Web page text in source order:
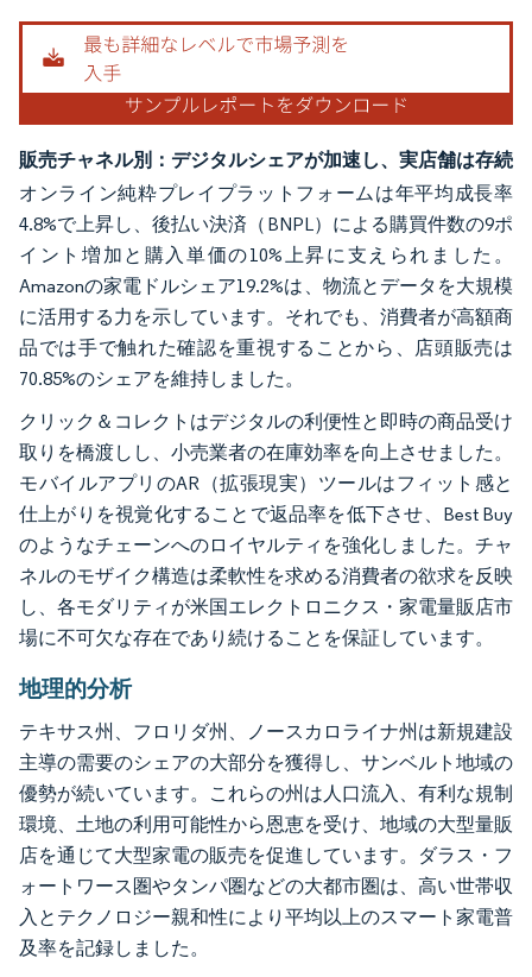
販売チャネル別：デジタルシェアが加速し、実店舗は存続
オンライン純粋プレイプラットフォームは年平均成長率
4.8%で上昇し、後払い決済（BNPL）による購買件数の9ポ
イント増加と購入単価の10%上昇に支えられました。
Amazonの家電ドルシェア19.2%は、物流とデータを大規模
に活用する力を示しています。それでも、消費者が高額商
品では手で触れた確認を重視することから、店頭販売は
70.85%のシェアを維持しました。
クリック＆コレクトはデジタルの利便性と即時の商品受け
取りを橋渡しし、小売業者の在庫効率を向上させました。
モバイルアプリのAR（拡張現実）ツールはフィット感と
仕上がりを視覚化することで返品率を低下させ、Best Buy
のようなチェーンへのロイヤルティを強化しました。チャ
ネルのモザイク構造は柔軟性を求める消費者の欲求を反映
し、各モダリティが米国エレクトロニクス・家電量販店市
場に不可欠な存在であり続けることを保証しています。
地理的分析
テキサス州、フロリダ州、ノースカロライナ州は新規建設
主導の需要のシェアの大部分を獲得し、サンベルト地域の
優勢が続いています。これらの州は人口流入、有利な規制
環境、土地の利用可能性から恩恵を受け、地域の大型量販
店を通じて大型家電の販売を促進しています。ダラス・フ
ォートワース圏やタンパ圏などの大都市圏は、高い世帯収
入とテクノロジー親和性により平均以上のスマート家電普
及率を記録しました。